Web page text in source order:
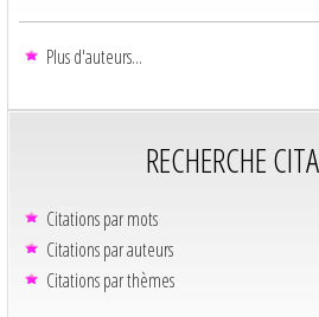
Plus d'auteurs...
RECHERCHE
Citations par mots
Citations par auteurs
Citations par thèmes